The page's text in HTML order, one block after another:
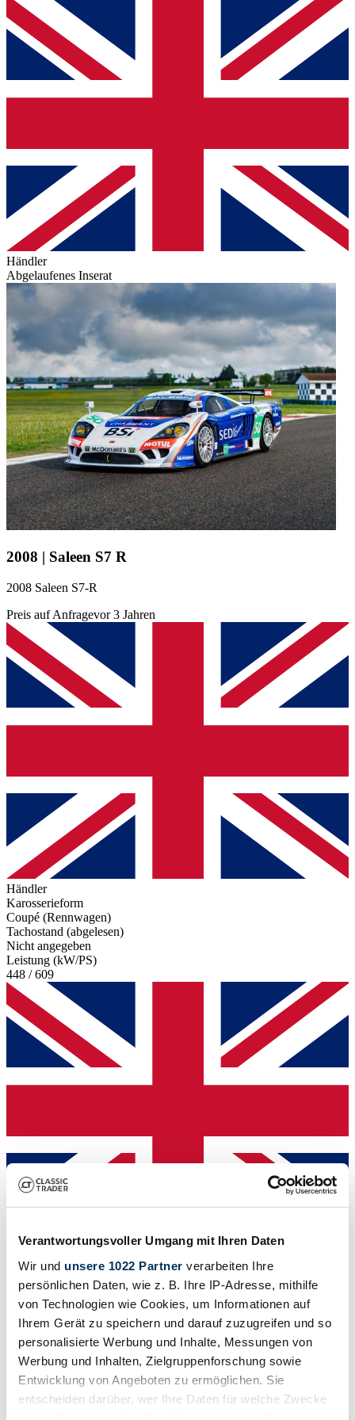
Verantwortungsvoller Umgang mit Ihren Daten
Wir und unsere 1022 Partner verarbeiten Ihre
persönlichen Daten, wie z. B. Ihre IP-Adresse, mithilfe
von Technologien wie Cookies, um Informationen auf
Ihrem Gerät zu speichern und darauf zuzugreifen und so
personalisierte Werbung und Inhalte, Messungen von
Werbung und Inhalten, Zielgruppenforschung sowie
Entwicklung von Angeboten zu ermöglichen. Sie
entscheiden darüber, wer Ihre Daten für welche Zwecke
Händler
Abgelaufenes Inserat
2008 | Saleen S7 R
2008 Saleen S7-R
Preis auf Anfragevor 3 Jahren
Händler
Karosserieform
Coupé (Rennwagen)
Tachostand (abgelesen)
Nicht angegeben
Leistung (kW/PS)
448 / 609
Händler